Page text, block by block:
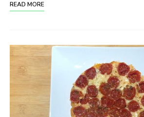
READ MORE